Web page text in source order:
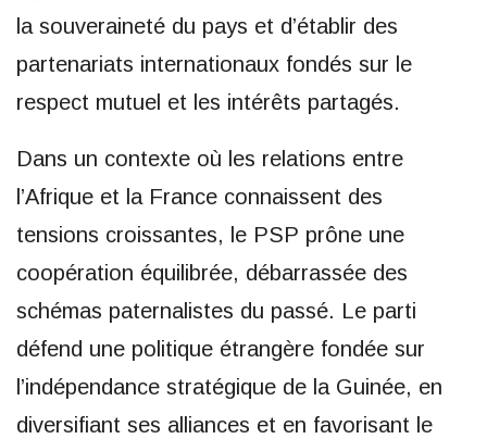
la souveraineté du pays et d’établir des
partenariats internationaux fondés sur le
respect mutuel et les intérêts partagés.
Dans un contexte où les relations entre
l’Afrique et la France connaissent des
tensions croissantes, le PSP prône une
coopération équilibrée, débarrassée des
schémas paternalistes du passé. Le parti
défend une politique étrangère fondée sur
l’indépendance stratégique de la Guinée, en
diversifiant ses alliances et en favorisant le